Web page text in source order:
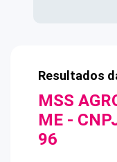
Resultados
MSS
ME -
96